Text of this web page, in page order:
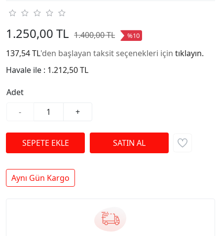
1.250,00 TL 1.400,00 TL %10
137,54 TL'den başlayan taksit seçenekleri için tıklayın.
Havale ile : 1.212,50 TL
Adet
-
+
Aynı Gün Kargo